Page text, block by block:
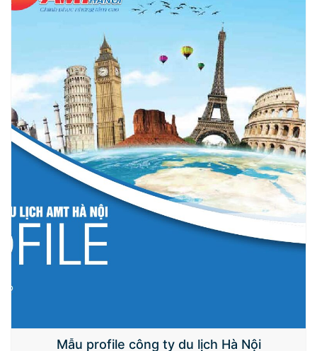
Mẫu profile công ty du lịch Hà Nội